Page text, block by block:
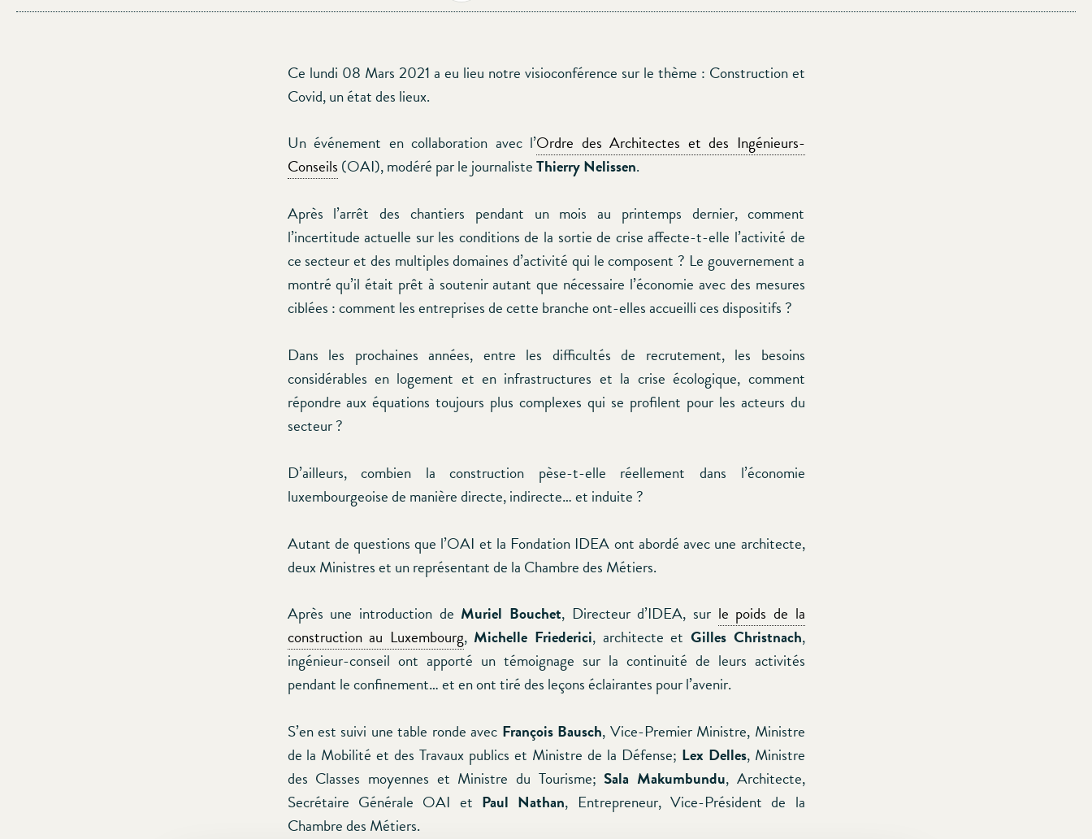
Ce lundi 08 Mars 2021 a eu lieu notre visioconférence sur le thème : Construction et
Covid, un état des lieux.
Un événement en collaboration avec l’Ordre des Architectes et des Ingénieurs-
Conseils (OAI), modéré par le journalisteThierry Nelissen.
Après l’arrêt des chantiers pendant un mois au printemps dernier, comment
l’incertitude actuelle sur les conditions de la sortie de crise affecte-t-elle l’activité de
ce secteur et des multiples domaines d’activité qui le composent ? Le gouvernement a
montré qu’il était prêt à soutenir autant que nécessaire l’économie avec des mesures
ciblées : comment les entreprises de cette branche ont-elles accueilli ces dispositifs ?
Dans les prochaines années, entre les difficultés de recrutement, les besoins
considérables en logement et en infrastructures et la crise écologique, comment
répondre aux équations toujours plus complexes qui se profilent pour les acteurs du
secteur ?
D’ailleurs, combien la construction pèse-t-elle réellement dans l’économie
luxembourgeoise de manière directe, indirecte… et induite ?
Autant de questions que l’OAI et la Fondation IDEA ont abordé avec une architecte,
deux Ministres et un représentant de la Chambre des Métiers.
Après une introduction de Muriel Bouchet, Directeur d’IDEA, sur le poids de la
construction au Luxembourg, Michelle Friederici, architecte et Gilles Christnach,
ingénieur-conseil ont apporté un témoignage sur la continuité de leurs activités
pendant le confinement… et en ont tiré des leçons éclairantes pour l’avenir.
S’en est suivi une table ronde avec François Bausch, Vice-Premier Ministre, Ministre
de la Mobilité et des Travaux publics et Ministre de la Défense; Lex Delles, Ministre
des Classes moyennes et Ministre du Tourisme; Sala Makumbundu, Architecte,
Secrétaire Générale OAI et Paul Nathan, Entrepreneur, Vice-Président de la
Chambre des Métiers.